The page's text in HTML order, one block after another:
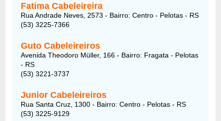
Fatima Cabeleireira
Rua Andrade Neves, 2573 - Bairro: Centro - Pelotas - RS
(53) 3225-7366
Guto Cabeleireiros
Avenida Theodoro Müller, 166 - Bairro: Fragata - Pelotas
- RS
(53) 3221-3737
Junior Cabeleireiros
Rua Santa Cruz, 1300 - Bairro: Centro - Pelotas - RS
(53) 3225-9129